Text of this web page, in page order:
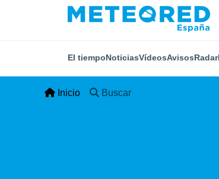
El tiempoNoticiasVídeosAvisosRadar
Inicio Buscar